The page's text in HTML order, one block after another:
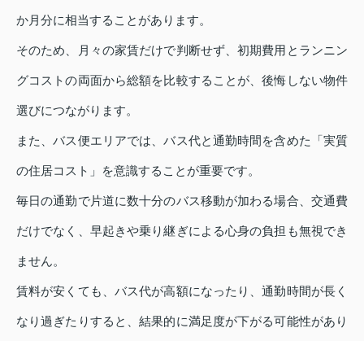
か月分に相当することがあります。
そのため、月々の家賃だけで判断せず、初期費用とランニン
グコストの両面から総額を比較することが、後悔しない物件
選びにつながります。
また、バス便エリアでは、バス代と通勤時間を含めた「実質
の住居コスト」を意識することが重要です。
毎日の通勤で片道に数十分のバス移動が加わる場合、交通費
だけでなく、早起きや乗り継ぎによる心身の負担も無視でき
ません。
賃料が安くても、バス代が高額になったり、通勤時間が長く
なり過ぎたりすると、結果的に満足度が下がる可能性があり